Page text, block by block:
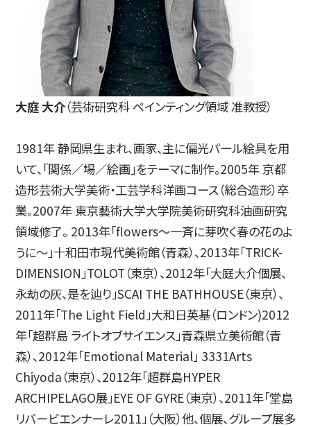
大庭 大介（芸術研究科 ペインティング領域 准教授）
1981年 静岡県生まれ、画家、主に偏光パール絵具を用
いて、「関係／場／絵画」をテーマに制作。2005年 京都
造形芸術大学美術・工芸学科洋画コース（総合造形）卒
業。2007年 東京藝術大学大学院美術研究科油画研究
領域修了。 2013年「flowers～一斉に芽吹く春の花のよ
うに～」十和田市現代美術館（青森）、2013年「TRICK-
DIMENSION」TOLOT（東京）、2012年「大庭大介個展、
永劫の灰、是を辿り」SCAI THE BATHHOUSE（東京）、
2011年「The Light Field」大和日英基（ロンドン)2012
年「超群島 ライトオブサイエンス」青森県立美術館（青
森）、2012年「Emotional Material」 3331Arts
Chiyoda（東京）、2012年「超群島HYPER
ARCHIPELAGO展」EYE OF GYRE（東京）、2011年「堂島
リバービエンナーレ2011」（大阪）他、個展、グループ展多